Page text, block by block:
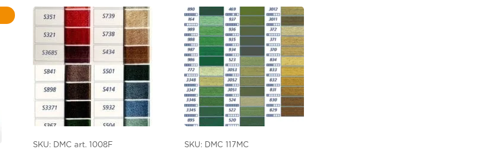
SKU: DMC art. 1008F SKU: DMC 117MC